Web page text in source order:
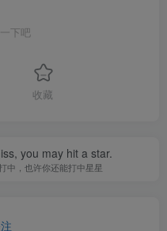
下吧
收藏
you may hit a star.
中，也许你还能打中星星